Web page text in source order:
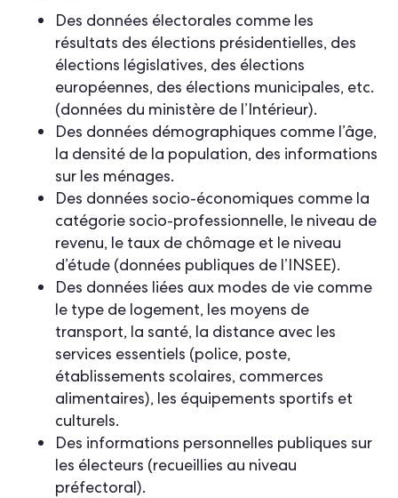
Des données électorales comme les
résultats des élections présidentielles, des
élections législatives, des élections
européennes, des élections municipales, etc.
(données du ministère de l’Intérieur).
Des données démographiques comme l’âge,
la densité de la population, des informations
sur les ménages.
Des données socio-économiques comme la
catégorie socio-professionnelle, le niveau de
revenu, le taux de chômage et le niveau
d’étude (données publiques de l’INSEE).
Des données liées aux modes de vie comme
le type de logement, les moyens de
transport, la santé, la distance avec les
services essentiels (police, poste,
établissements scolaires, commerces
alimentaires), les équipements sportifs et
culturels.
Des informations personnelles publiques sur
les électeurs (recueillies au niveau
préfectoral).